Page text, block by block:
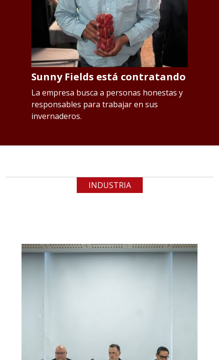
Sunny Fields está contratando
La empresa busca a personas honestas y
responsables para trabajar en sus
invernaderos.
INDUSTRIA